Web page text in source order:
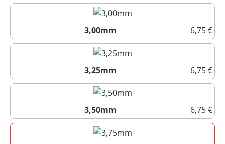
3,00mm
6,75 €
3,00mm
3,25mm
6,75 €
3,25mm
3,50mm
6,75 €
3,50mm